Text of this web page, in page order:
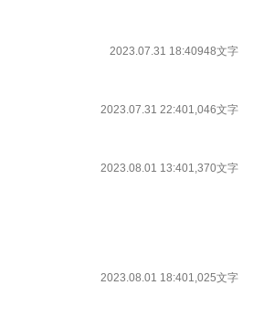
2023.07.31 18:40948文字
2023.07.31 22:401,046文字
2023.08.01 13:401,370文字
2023.08.01 18:401,025文字